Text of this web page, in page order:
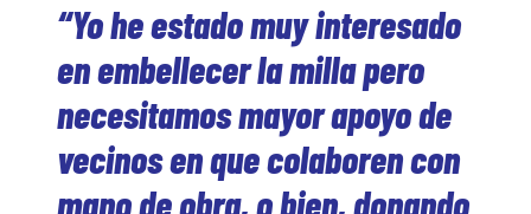
“Yo he estado muy interesado
en embellecer la milla pero
necesitamos mayor apoyo de
vecinos en que colaboren con
mano de obra, o bien, donando